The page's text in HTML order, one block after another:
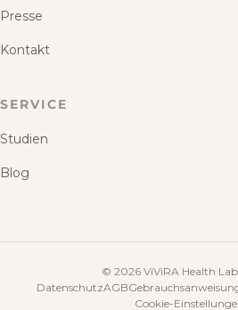
Presse
Kontakt
SERVICE
Studien
Blog
© 2026 ViViRA Health
DatenschutzAGB
Cookie-